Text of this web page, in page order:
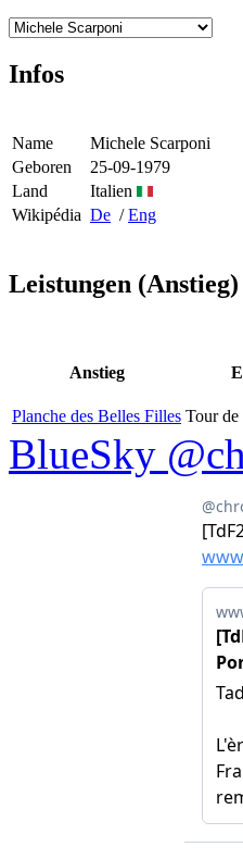
Infos
Name
Michele Scarponi
Geboren
25-09-1979
Land
Italien
Wikipédia De /Eng
Leistungen (Anstieg)
Anstieg
Planche des Belles Filles Tour de
BlueSky